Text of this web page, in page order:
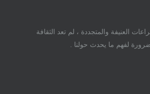
العنيفة والمتجددة ، لم تعد الثقافة
لفهم ما يحدث حولنا .